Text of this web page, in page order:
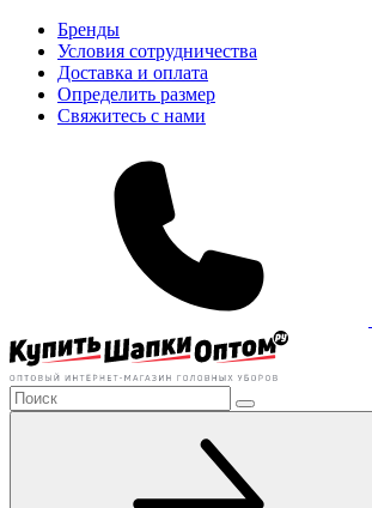
Бренды
Условия сотрудничества
Доставка и оплата
Определить размер
Свяжитесь с нами